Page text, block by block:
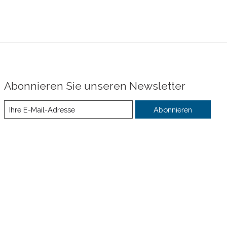
Abonnieren Sie unseren Newsletter
Abonnieren